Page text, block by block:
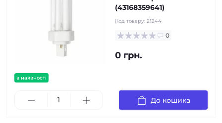
в наявності
(43168359641)
Код товару: 21244
0
0 грн.
До кошика